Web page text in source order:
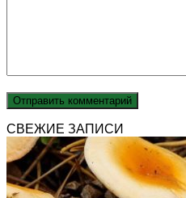
СВЕЖИЕ ЗАПИСИ